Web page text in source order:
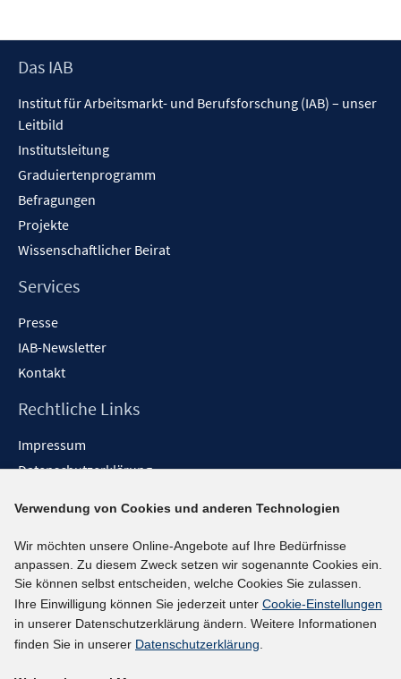
Footer
Das IAB
Institut für Arbeitsmarkt- und Berufsforschung (IAB) – unser
Leitbild
Institutsleitung
Graduiertenprogramm
Befragungen
Projekte
Wissenschaftlicher Beirat
Services
Presse
IAB-Newsletter
Kontakt
Rechtliche Links
Impressum
Datenschutzerklärung
Barrieren melden
Social-Media-Kanäle
BlueSky
YouTube
LinkedIn
Verwendung von Cookies und anderen Technologien
Wir möchten unsere Online-Angebote auf Ihre Bedürfnisse
anpassen. Zu diesem Zweck setzen wir sogenannte Cookies ein.
Sie können selbst entscheiden, welche Cookies Sie zulassen.
Ihre Einwilligung können Sie jederzeit unter Cookie-Einstellungen
in unserer Datenschutzerklärung ändern. Weitere Informationen
finden Sie in unserer Datenschutzerklärung.